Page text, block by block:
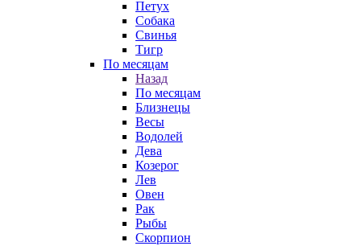
Петух
Собака
Свинья
Тигр
По месяцам
Назад
По месяцам
Близнецы
Весы
Водолей
Дева
Козерог
Лев
Овен
Рак
Рыбы
Скорпион